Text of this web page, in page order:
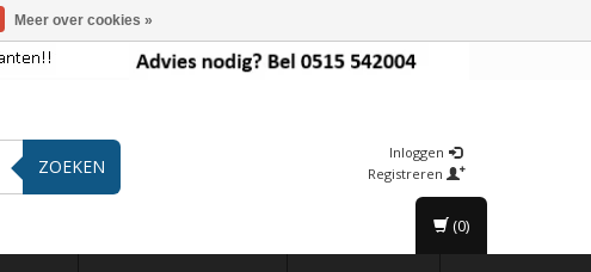
ZOEKEN
Inloggen
Registreren
(0)
Meer over cookies »